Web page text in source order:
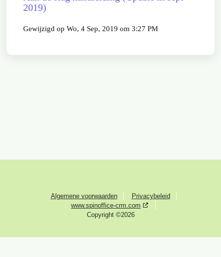
2019)
Gewijzigd op Wo, 4 Sep, 2019 om 3:27 PM
Algemene voorwaarden
Privacybeleid
www.spinoffice-crm.com
Copyright ©2026